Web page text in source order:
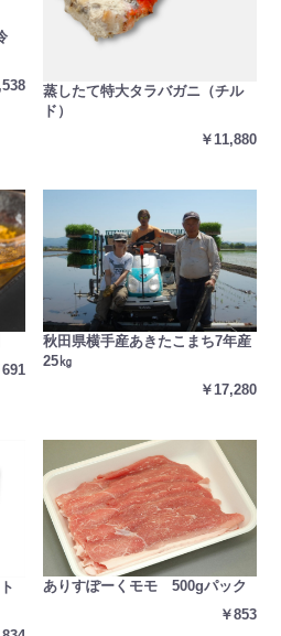
蒸したて特大タラバガニ（チル
ド）
￥11,880
691
秋田県横手産あきたこまち7年産
25㎏
￥17,280
ありすぽーくモモ 500gパック
￥853